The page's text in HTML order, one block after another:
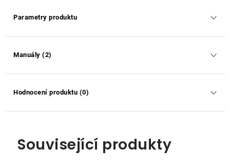
Parametry produktu
Manuály (2)
Hodnocení produktu (0)
Související produkty